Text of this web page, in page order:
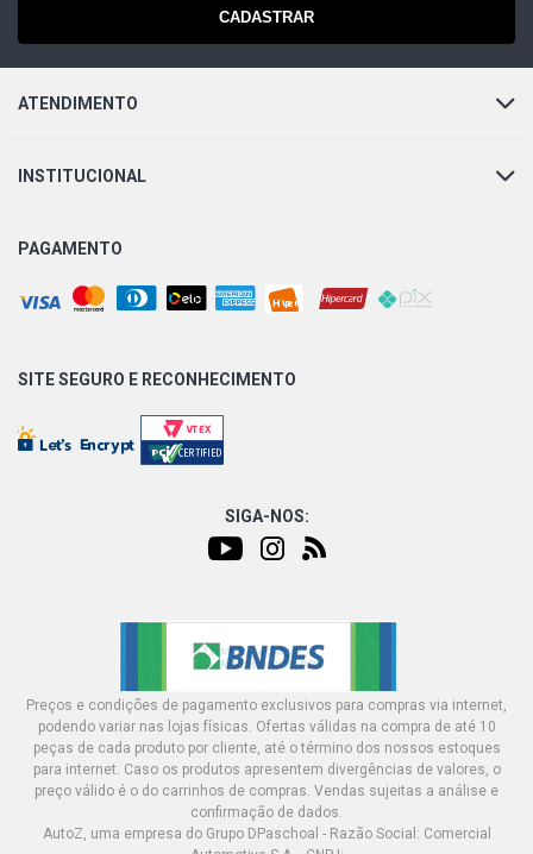
CADASTRAR
ATENDIMENTO
INSTITUCIONAL
PAGAMENTO
SITE SEGURO E RECONHECIMENTO
SIGA-NOS:
Preços e condições de pagamento exclusivos para compras via internet,
podendo variar nas lojas físicas. Ofertas válidas na compra de até 10
peças de cada produto por cliente, até o término dos nossos estoques
para internet. Caso os produtos apresentem divergências de valores, o
preço válido é o do carrinhos de compras. Vendas sujeitas a análise e
confirmação de dados.
AutoZ, uma empresa do Grupo DPaschoal - Razão Social: Comercial